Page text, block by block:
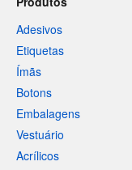
Adesivos
Etiquetas
Ímãs
Botons
Embalagens
Vestuário
Acrílicos